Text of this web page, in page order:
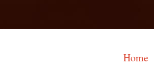
Home